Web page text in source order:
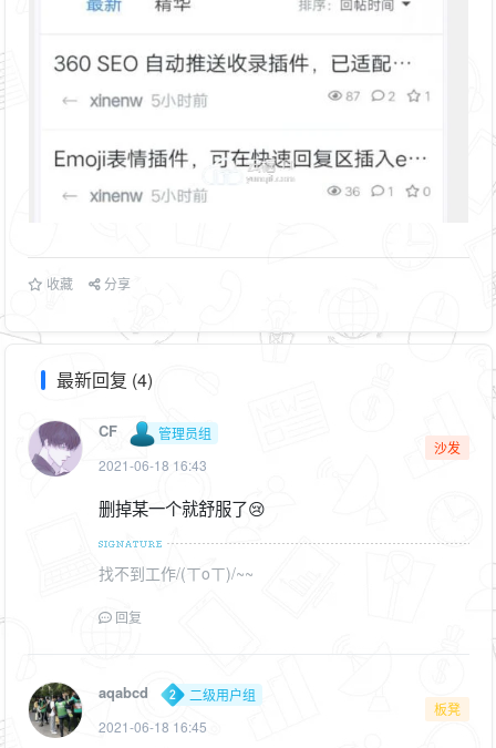
收藏 分享
最新回复 (4)
CF
管理员组
2021-06-18 16:43
沙发
删掉某一个就舒服了😢
找不到工作/(ㄒoㄒ)/~~
回复
aqabcd
二级用户组
2021-06-18 16:45
板凳